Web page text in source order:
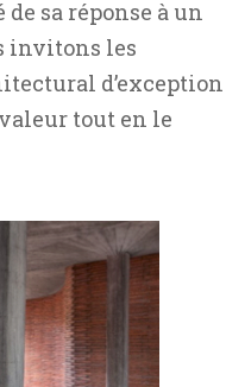
sa réponse à un
invitons les
d’exception
tout en le